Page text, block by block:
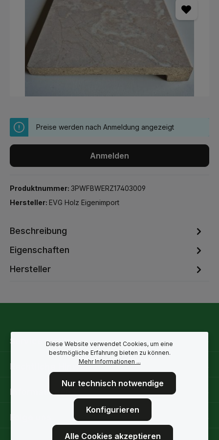
Preise werden nach Anmeldung angezeigt
Anmelden
Produktnummer: 3PWFBWERZ17403009
Hersteller: EVG Holz Eigenimport
Beschreibung
Eigenschaften
Hersteller
Service-Hotline
Rechtliche Hinweise
Informationen
Folge uns
Diese Website verwendet Cookies, um eine
bestmögliche Erfahrung bieten zu können.
Mehr Informationen ...
Nur technisch notwendige
Konfigurieren
Alle Cookies akzeptieren